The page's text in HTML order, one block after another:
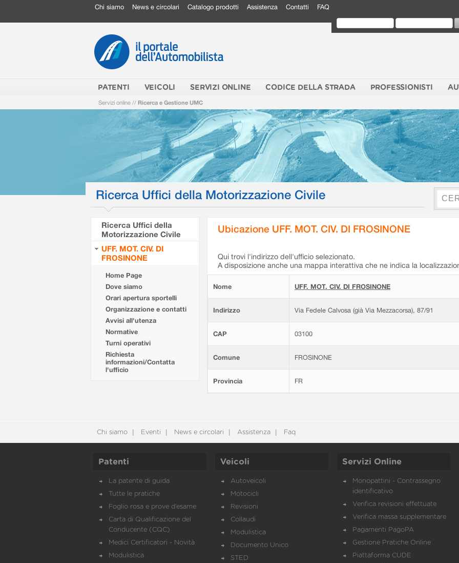
Chi siamo News e circolari Catalogo prodotti Assistenza Contatti FAQ
PATENTI VEICOLI SERVIZI ONLINE CODICE DELLA STRADA PROFESSIONISTI
Servizi online // Ricerca e Gestione UMC
Ricerca Uffici della Motorizzazione Civile
Ricerca Uffici della
Motorizzazione Civile
UFF. MOT. CIV. DI
FROSINONE
Home Page
Dove siamo
Orari apertura sportelli
Organizzazione e contatti
Avvisi all'utenza
Normative
Turni operativi
Richiesta
informazioni/Contatta
l'ufficio
Ubicazione UFF. MOT. CIV. DI FROSINONE
Qui trovi l'indirizzo dell'ufficio selezionato.
A disposizione anche una mappa interattiva che ne indica la
Nome UFF. MOT. CIV. DI FROSINONE
Indirizzo Via Fedele Calvosa (già Via Mezzacorsa), 87/91
CAP 03100
Comune FROSINONE
Provincia FR
Chi siamo Eventi News e circolari Assistenza Faq
Patenti
La patente di guida
Tutte le pratiche
Foglio rosa e prove d’esame
Carta di Qualificazione del
Conducente (CQC)
Medici Certificatori - Novità
Modulistica
Veicoli
Autoveicoli
Motocicli
Revisioni
Collaudi
Modulistica
Documento Unico
STED
Servizi Online
Monopattini - Contrassegno
identificativo
Verifica revisioni effettuate
Verifica massa supplementare
Pagamenti PagoPA
Gestione Pratiche Online
Piattaforma CUDE